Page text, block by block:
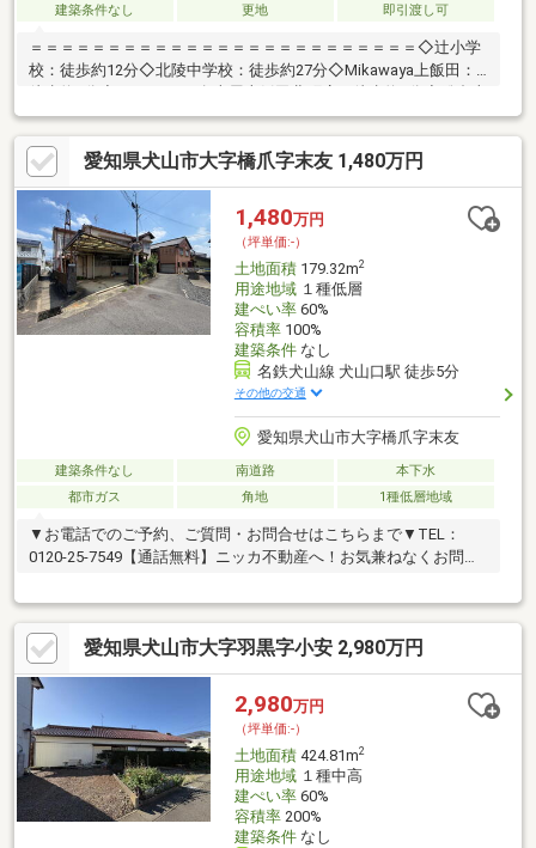
建築条件なし 更地 即引渡し可
＝＝＝＝＝＝＝＝＝＝＝＝＝＝＝＝＝＝＝＝＝＝＝＝＝◇辻小学
校：徒歩約12分◇北陵中学校：徒歩約27分◇Mikawaya上飯田：
徒歩約5分◇ウエルシア 名古屋上飯田北町店：徒歩約8分◇総合上
飯田第一病院：徒歩約6分◆地下鉄上飯田駅まで徒歩約5分◆スー
パーやドラッグストアなど周辺環境充実◆公道幅員約5.0ｍの前面
道路＝＝＝＝＝＝＝＝＝＝＝＝＝＝＝＝＝＝＝＝＝＝＝＝＝＼見
るだけ聞くだけOK／資金効率が良くなるローンの組み方教えま
す。ネット未公開、水面下情報多数あります。ほかのページで気
になる物件もご相談ください。
愛知県犬山市大字橋爪字末友 1,480万円
1,480万円
（坪単価:-）
土地面積179.32m2
用途地域１種低層
建ぺい率60%
容積率100%
建築条件なし
名鉄犬山線 犬山口駅 徒歩5分
その他の交通
愛知県犬山市大字橋爪字末友
建築条件なし 南道路
本下水
都市ガス
角地 1種低層地域
▼お電話でのご予約、ご質問・お問合せはこちらまで▼TEL：
0120-25-7549【通話無料】ニッカ不動産へ！お気兼ねなくお問合
愛知県犬山市大字羽黒字小安 2,980万円
2,980万円
（坪単価:-）
土地面積424.81m2
用途地域１種中高
建ぺい率60%
容積率200%
建築条件なし